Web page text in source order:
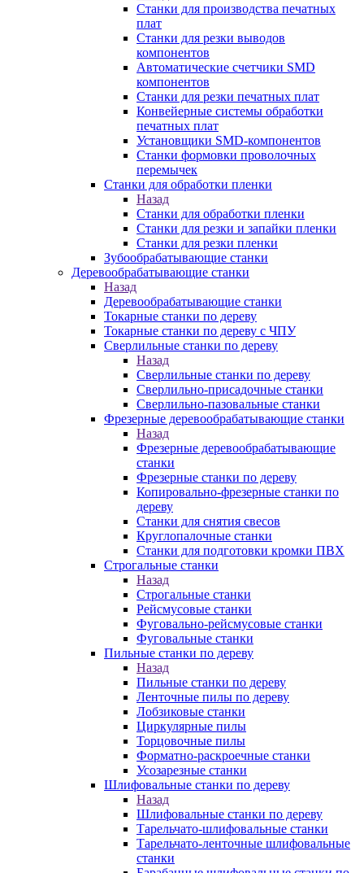
Станки для производства печатных
плат
Станки для резки выводов
компонентов
Автоматические счетчики SMD
компонентов
Станки для резки печатных плат
Конвейерные системы обработки
печатных плат
Установщики SMD-компонентов
Станки формовки проволочных
перемычек
Станки для обработки пленки
Назад
Станки для обработки пленки
Станки для резки и запайки пленки
Станки для резки пленки
Зубообрабатывающие станки
Деревообрабатывающие станки
Назад
Деревообрабатывающие станки
Токарные станки по дереву
Токарные станки по дереву с ЧПУ
Сверлильные станки по дереву
Назад
Сверлильные станки по дереву
Сверлильно-присадочные станки
Сверлильно-пазовальные станки
Фрезерные деревообрабатывающие станки
Назад
Фрезерные деревообрабатывающие
станки
Фрезерные станки по дереву
Копировально-фрезерные станки по
дереву
Станки для снятия свесов
Круглопалочные станки
Станки для подготовки кромки ПВХ
Строгальные станки
Назад
Строгальные станки
Рейсмусовые станки
Фуговально-рейсмусовые станки
Фуговальные станки
Пильные станки по дереву
Назад
Пильные станки по дереву
Ленточные пилы по дереву
Лобзиковые станки
Циркулярные пилы
Торцовочные пилы
Форматно-раскроечные станки
Усозарезные станки
Шлифовальные станки по дереву
Назад
Шлифовальные станки по дереву
Тарельчато-шлифовальные станки
Тарельчато-ленточные шлифовальные
станки